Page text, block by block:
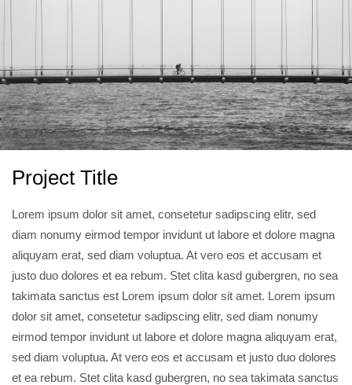
Project Title
Lorem ipsum dolor sit amet, consetetur sadipscing elitr, sed
diam nonumy eirmod tempor invidunt ut labore et dolore magna
aliquyam erat, sed diam voluptua. At vero eos et accusam et
justo duo dolores et ea rebum. Stet clita kasd gubergren, no sea
takimata sanctus est Lorem ipsum dolor sit amet. Lorem ipsum
dolor sit amet, consetetur sadipscing elitr, sed diam nonumy
eirmod tempor invidunt ut labore et dolore magna aliquyam erat,
sed diam voluptua. At vero eos et accusam et justo duo dolores
et ea rebum. Stet clita kasd gubergren, no sea takimata sanctus